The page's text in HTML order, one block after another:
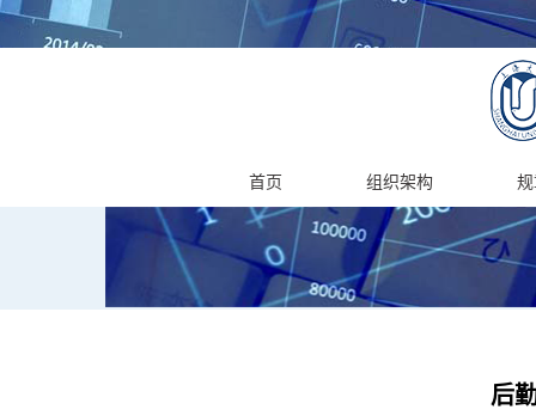
首页 组织架构
后